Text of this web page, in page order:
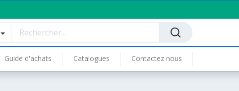
Guide d'achats Catalogues Contactez nous